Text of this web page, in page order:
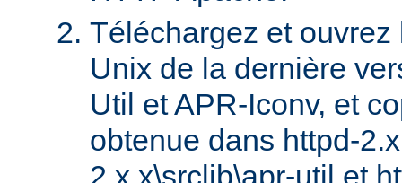
Téléchargez et
Unix de la dernière
Util et APR-Iconv, et
obtenue dans httpd-
2.x.x\srclib\apr-util et